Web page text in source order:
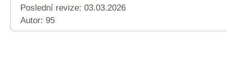
Poslední revize: 03.03.2026
Autor: 95